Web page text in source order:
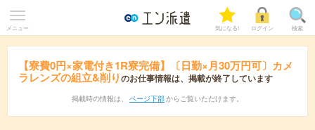
メニュー 気になる! ログイン 検索
【寮費0円×家電付き1R寮完備】〔日勤×月30万円可〕カメ
ラレンズの組立&削りのお仕事情報は、掲載が終了しています
掲載時の情報は、 ページ下部 からご覧いただけます。